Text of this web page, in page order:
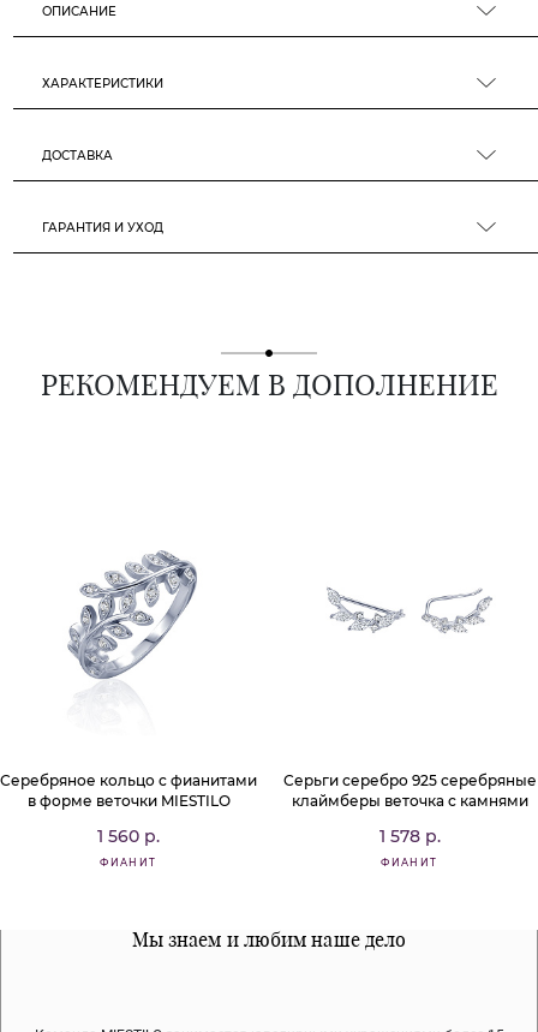
ОПИСАНИЕ
ХАРАКТЕРИСТИКИ
ДОСТАВКА
ГАРАНТИЯ И УХОД
РЕКОМЕНДУЕМ В ДОПОЛНЕНИЕ
Серебряное кольцо с фианитами
в форме веточки MIESTILO
1 560 р.
ФИАНИТ
Серьги серебро 925 серебряные
клаймберы веточка с камнями
1 578 р.
ФИАНИТ
Мы знаем и любим наше дело
Все наши материалы гипоалергенны
Примерка перед покупкой